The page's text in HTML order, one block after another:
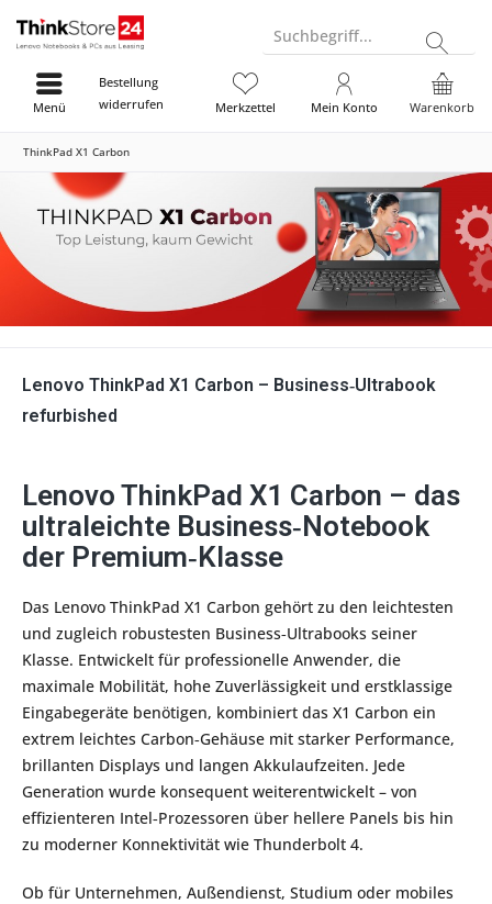
Suchbegriff...
Bestellung
widerrufen
Warenkorb
Merkzettel Mein Konto
Menü
ThinkPad X1 Carbon
Lenovo ThinkPad X1 Carbon – Business‑Ultrabook
refurbished
Lenovo ThinkPad X1 Carbon – das
ultraleichte Business‑Notebook
der Premium‑Klasse
Das Lenovo ThinkPad X1 Carbon gehört zu den leichtesten
und zugleich robustesten Business‑Ultrabooks seiner
Klasse. Entwickelt für professionelle Anwender, die
maximale Mobilität, hohe Zuverlässigkeit und erstklassige
Eingabegeräte benötigen, kombiniert das X1 Carbon ein
extrem leichtes Carbon‑Gehäuse mit starker Performance,
brillanten Displays und langen Akkulaufzeiten. Jede
Generation wurde konsequent weiterentwickelt – von
effizienteren Intel‑Prozessoren über hellere Panels bis hin
zu moderner Konnektivität wie Thunderbolt 4.
Ob für Unternehmen, Außendienst, Studium oder mobiles